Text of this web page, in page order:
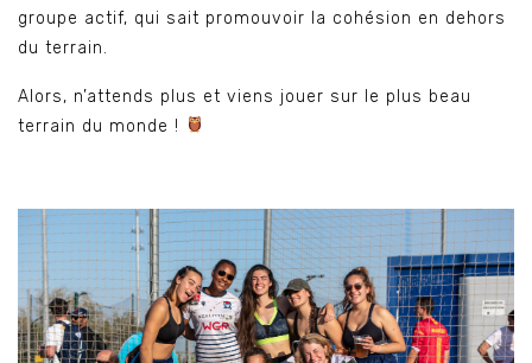
groupe actif, qui sait promouvoir la cohésion en dehors
du terrain.
Alors, n’attends plus et viens jouer sur le plus beau
terrain du monde !